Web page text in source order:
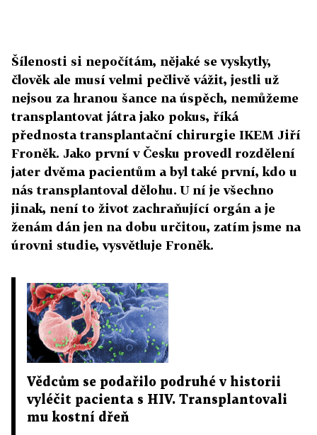
Šílenosti si nepočítám, nějaké se vyskytly,
člověk ale musí velmi pečlivě vážit, jestli už
nejsou za hranou šance na úspěch, nemůžeme
transplantovat játra jako pokus, říká
přednosta transplantační chirurgie IKEM Jiří
Froněk. Jako první v Česku provedl rozdělení
jater dvěma pacientům a byl také první, kdo u
nás transplantoval dělohu. U ní je všechno
jinak, není to život zachraňující orgán a je
ženám dán jen na dobu určitou, zatím jsme na
úrovni studie, vysvětluje Froněk.
Vědcům se podařilo podruhé v historii
vyléčit pacienta s HIV. Transplantovali
mu kostní dřeň